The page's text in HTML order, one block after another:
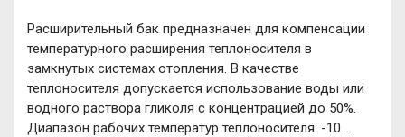
Расширительный бак предназначен для компенсации
температурного расширения теплоносителя в
замкнутых системах отопления. В качестве
теплоносителя допускается использование воды или
водного раствора гликоля с концентрацией до 50%.
Диапазон рабочих температур теплоносителя: -10…